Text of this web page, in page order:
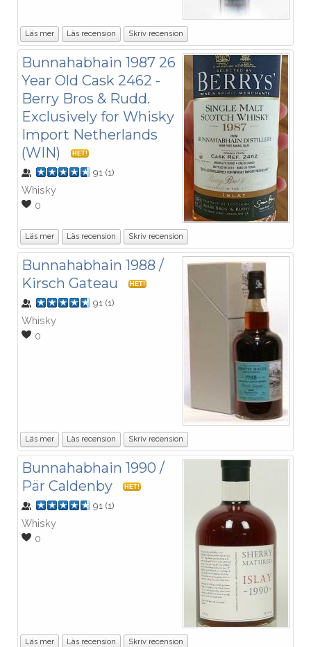
Läs mer Läs recension Skriv recension
Bunnahabhain 1987 26
Year Old Cask 2462 -
Berry Bros & Rudd.
Exclusively for Whisky
Import Netherlands
(WIN)
HET!
91 (1)
Whisky
0
Läs mer Läs recension Skriv recension
Bunnahabhain 1988 /
Kirsch Gateau
HET!
91 (1)
Whisky
0
Läs mer Läs recension Skriv recension
Bunnahabhain 1990 /
Pär Caldenby
HET!
91 (1)
Whisky
0
Läs mer Läs recension Skriv recension